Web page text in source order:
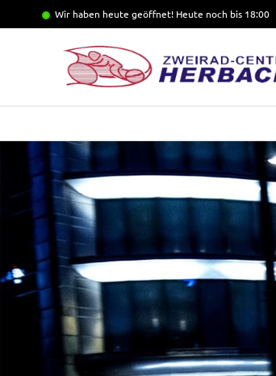
Wir haben heute geöffnet! Heute noch bis 18:00